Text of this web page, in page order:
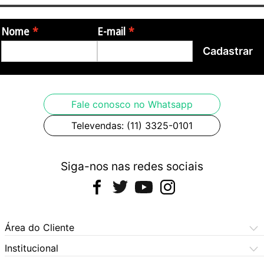
Origem:
Nome E-mail
Cadastrar
Fale conosco no Whatsapp
Televendas: (11) 3325-0101
Siga-nos nas redes sociais
Área do Cliente
Meus Pedidos
Meus Dados
Institucional